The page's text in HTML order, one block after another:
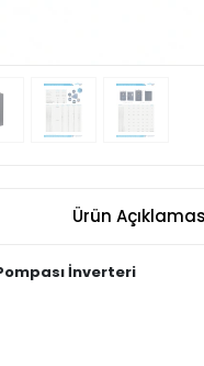
Ürün
İnverteri